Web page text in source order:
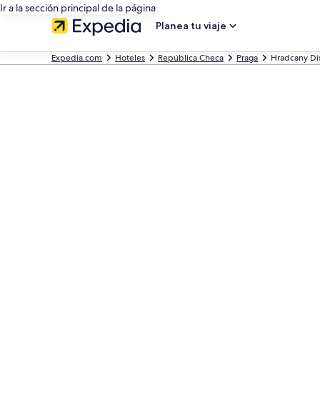
Ir a la sección principal de la página
Planea tu viaje
Expedia.com Hoteles República Checa Praga Hradcany